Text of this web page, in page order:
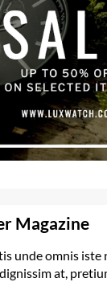
Magazine
unde omnis
at,